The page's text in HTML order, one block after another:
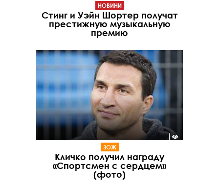
НОВИНИ
Стинг и Уэйн Шортер получат
престижную музыкальную
премию
ЗОЖ
Кличко получил награду
«Спортсмен с сердцем»
(фото)